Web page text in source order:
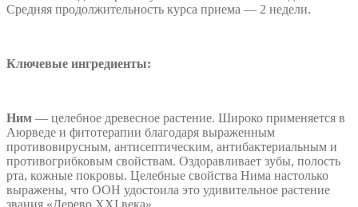
Средняя продолжительность курса приема — 2 недели.
Ключевые ингредиенты:
Ним — целебное древесное растение. Широко применяется в
Аюрведе и фитотерапии благодаря выраженным
противовирусным, антисептическим, антибактериальным и
противогрибковым свойствам. Оздоравливает зубы, полость
рта, кожные покровы. Целебные свойства Нима настолько
выражены, что ООН удостоила это удивительное растение
звания «Дерево XXI века».